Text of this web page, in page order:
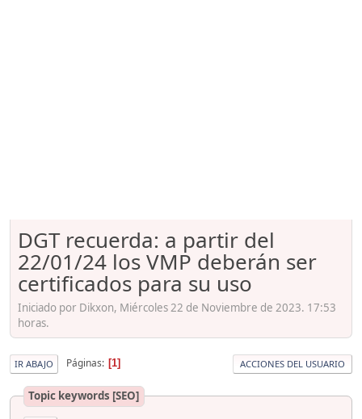
DGT recuerda: a partir del
22/01/24 los VMP deberán ser
certificados para su uso
Iniciado por Dikxon, Miércoles 22 de Noviembre de 2023. 17:53
horas.
IR ABAJO Páginas 1 ACCIONES DEL USUARIO
Topic keywords [SEO]